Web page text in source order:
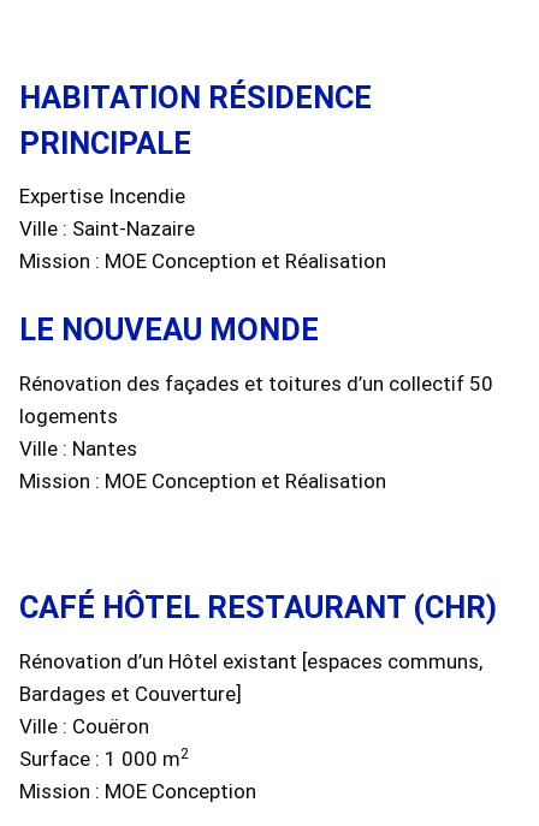
HABITATION RÉSIDENCE
PRINCIPALE
Expertise Incendie
Ville : Saint-Nazaire
Mission : MOE Conception et Réalisation
LE NOUVEAU MONDE
Rénovation des façades et toitures d’un collectif 50
logements
Ville : Nantes
Mission : MOE Conception et Réalisation
CAFÉ HÔTEL RESTAURANT (CHR)
Rénovation d’un Hôtel existant [espaces communs,
Bardages et Couverture]
Ville : Couëron
Surface : 1 000 m2
Mission : MOE Conception